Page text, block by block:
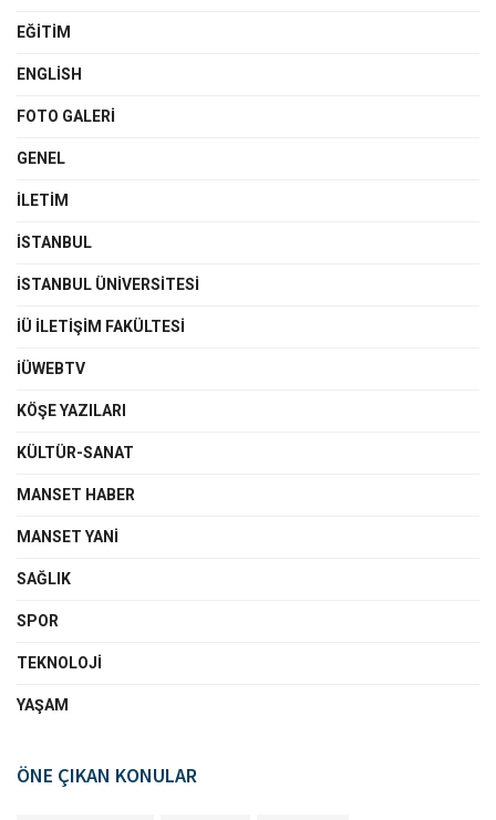
EĞITIM
ENGLISH
FOTO GALERI
GENEL
İLETIM
İSTANBUL
İSTANBUL ÜNIVERSITESI
İÜ İLETIŞIM FAKÜLTESI
İÜWEBTV
KÖŞE YAZILARI
KÜLTÜR-SANAT
MANSET HABER
MANSET YANI
SAĞLIK
SPOR
TEKNOLOJI
YAŞAM
ÖNE ÇIKAN KONULAR